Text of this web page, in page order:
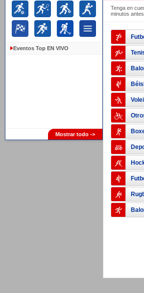
Eventos Top EN VIVO
Mostrar todo ->
Tenga en
minutos